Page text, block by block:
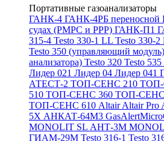
Портативные газоанализаторы
ГАНК-4 ГАНК-4РБ переносной
судах (РМРС и РРР) ГАНК-П1
315-4 Testo 330-1 LL Testo 330-2
Testo 350 (управляющий модуль)
анализатора) Testo 320 Testo 535
Лидер 021 Лидер 04 Лидер 041
АТЕСТ-2 ТОП-СЕНС 210 ТОП-
510 ТОП-СЕНС 360 ТОП-СЕНС
ТОП-СЕНС 610 AltairAltair Pro
5X АНКАТ-64М3
MONOLIT SL АНТ-3М
ГИАМ-29М Testo 316-1 Testo